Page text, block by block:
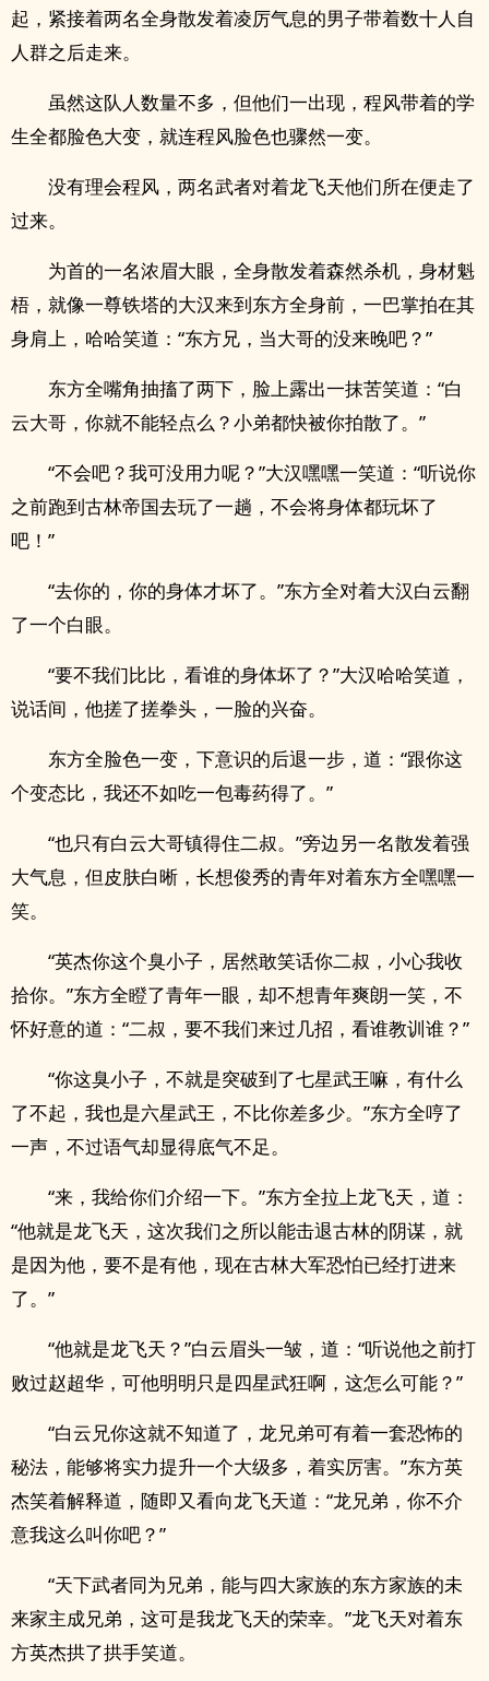
起，紧接着两名全身散发着凌厉气息的男子带着数十人自
人群之后走来。
虽然这队人数量不多，但他们一出现，程风带着的学
生全都脸色大变，就连程风脸色也骤然一变。
没有理会程风，两名武者对着龙飞天他们所在便走了
过来。
为首的一名浓眉大眼，全身散发着森然杀机，身材魁
梧，就像一尊铁塔的大汉来到东方全身前，一巴掌拍在其
身肩上，哈哈笑道：“东方兄，当大哥的没来晚吧？”
东方全嘴角抽搐了两下，脸上露出一抹苦笑道：“白
云大哥，你就不能轻点么？小弟都快被你拍散了。”
“不会吧？我可没用力呢？”大汉嘿嘿一笑道：“听说你
之前跑到古林帝国去玩了一趟，不会将身体都玩坏了
吧！”
“去你的，你的身体才坏了。”东方全对着大汉白云翻
了一个白眼。
“要不我们比比，看谁的身体坏了？”大汉哈哈笑道，
说话间，他搓了搓拳头，一脸的兴奋。
东方全脸色一变，下意识的后退一步，道：“跟你这
个变态比，我还不如吃一包毒药得了。”
“也只有白云大哥镇得住二叔。”旁边另一名散发着强
大气息，但皮肤白晰，长想俊秀的青年对着东方全嘿嘿一
笑。
“英杰你这个臭小子，居然敢笑话你二叔，小心我收
拾你。”东方全瞪了青年一眼，却不想青年爽朗一笑，不
怀好意的道：“二叔，要不我们来过几招，看谁教训谁？”
“你这臭小子，不就是突破到了七星武王嘛，有什么
了不起，我也是六星武王，不比你差多少。”东方全哼了
一声，不过语气却显得底气不足。
“来，我给你们介绍一下。”东方全拉上龙飞天，道：
“他就是龙飞天，这次我们之所以能击退古林的阴谋，就
是因为他，要不是有他，现在古林大军恐怕已经打进来
了。”
“他就是龙飞天？”白云眉头一皱，道：“听说他之前打
败过赵超华，可他明明只是四星武狂啊，这怎么可能？”
“白云兄你这就不知道了，龙兄弟可有着一套恐怖的
秘法，能够将实力提升一个大级多，着实厉害。”东方英
杰笑着解释道，随即又看向龙飞天道：“龙兄弟，你不介
意我这么叫你吧？”
“天下武者同为兄弟，能与四大家族的东方家族的未
来家主成兄弟，这可是我龙飞天的荣幸。”龙飞天对着东
方英杰拱了拱手笑道。